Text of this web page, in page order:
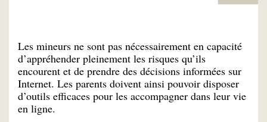
Les mineurs ne sont pas nécessairement en capacité
d’appréhender pleinement les risques qu’ils
encourent et de prendre des décisions informées sur
Internet. Les parents doivent ainsi pouvoir disposer
d’outils efficaces pour les accompagner dans leur vie
en ligne.